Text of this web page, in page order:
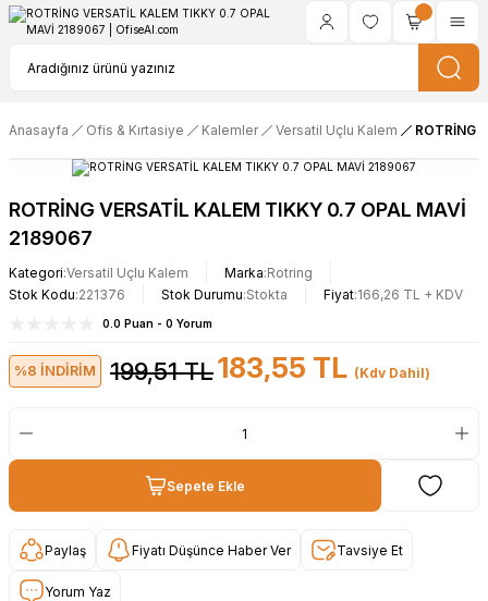
Anasayfa Ofis & Kırtasiye Kalemler Versatil Uçlu Kalem ROTRİNG
ROTRİNG VERSATİL KALEM TIKKY 0.7 OPAL MAVİ
2189067
Kategori Versatil Uçlu Kalem Marka Rotring
Stok Kodu 221376 Stok Durumu Stokta Fiyat 166,26 TL + KDV
0.0 Puan - 0 Yorum
%8 İNDİRİM 199,51 TL183,55 TL (Kdv Dahil)
Sepete Ekle
Paylaş Fiyatı Düşünce Haber Ver Tavsiye Et
Yorum Yaz